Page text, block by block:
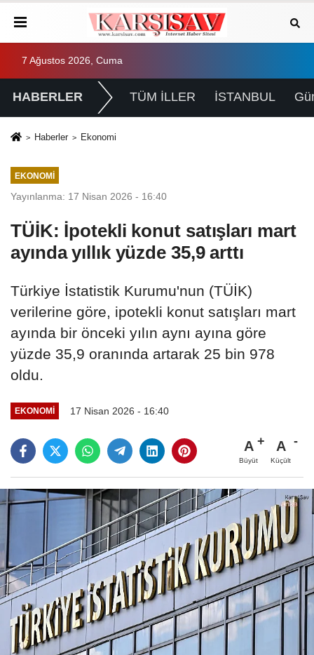
7 Ağustos 2026, Cuma
HABERLER TÜM İLLER İSTANBUL
Haberler Ekonomi
EKONOMI
Yayınlanma: 17 Nisan 2026 - 16:40
TÜİK: İpotekli konut satışları mart
ayında yıllık yüzde 35,9 arttı
Türkiye İstatistik Kurumu'nun (TÜİK)
verilerine göre, ipotekli konut satışları mart
ayında bir önceki yılın aynı ayına göre
yüzde 35,9 oranında artarak 25 bin 978
oldu.
EKONOMI 17 Nisan 2026 - 16:40
A
Büyüt
A
Küçült